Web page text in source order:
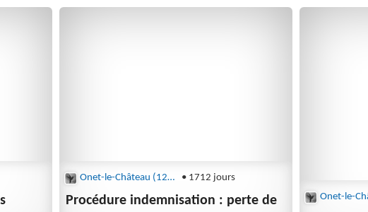
Onet-le-Château (12850) • 1712 jours
Procédure indemnisation : perte de